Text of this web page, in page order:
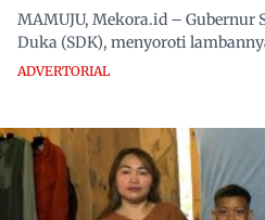
MAMUJU, Mekora.id – Gubernur
Duka (SDK), menyoroti
ADVERTORIAL